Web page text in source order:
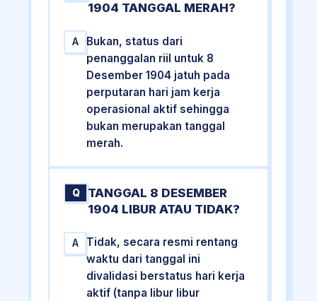
1904 TANGGAL MERAH?
A
Bukan, status dari
penanggalan riil untuk 8
Desember 1904 jatuh pada
perputaran hari jam kerja
operasional aktif sehingga
bukan merupakan tanggal
merah.
Q
TANGGAL 8 DESEMBER
1904 LIBUR ATAU TIDAK?
A
Tidak, secara resmi rentang
waktu dari tanggal ini
divalidasi berstatus hari kerja
aktif (tanpa libur libur